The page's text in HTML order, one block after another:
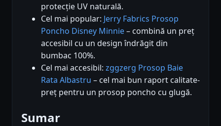
protecție UV naturală.
Cel mai popular: Jerry Fabrics Prosop
Poncho Disney Minnie– combină un preț
accesibil cu un design îndrăgit din
bumbac 100%.
Cel mai accesibil: zggzerg Prosop Baie
Rata Albastru – cel mai bun raport calitate-
preț pentru un prosop poncho cu glugă.
Sumar